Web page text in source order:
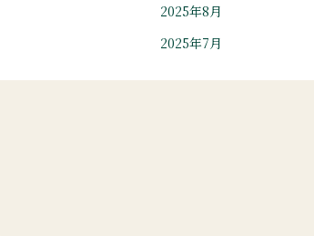
2025年8月
2025年7月